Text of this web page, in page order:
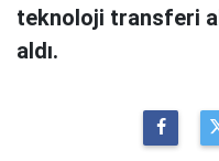
teknoloji transferi
aldı.